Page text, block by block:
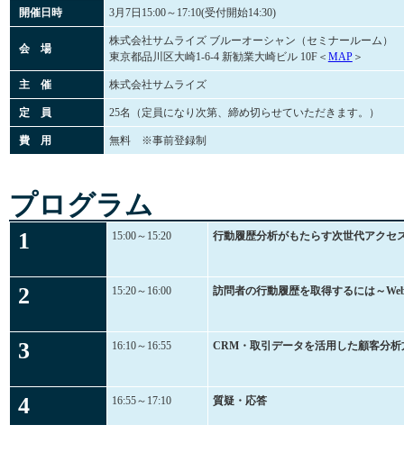
開催日時 3月7日15:00～17:10(受付開始14:30)
会 場
株式会社サムライズ ブルーオーシャン（セミナールーム）
東京都品川区大崎1-6-4 新勧業大崎ビル 10F＜ MAP＞
主 催 株式会社サムライズ
定 員 25名（定員になり次第、締め切らせていただきます。）
費 用 無料 ※事前登録制
プログラム
1 15:00～15:20 行動履歴分析がもたらす次世代アクセ
2 15:20～16:00 訪問者の行動履歴を取得するには～
3 16:10～16:55 CRM・取引データを活用した顧客分析
4 16:55～17:10 質疑・応答